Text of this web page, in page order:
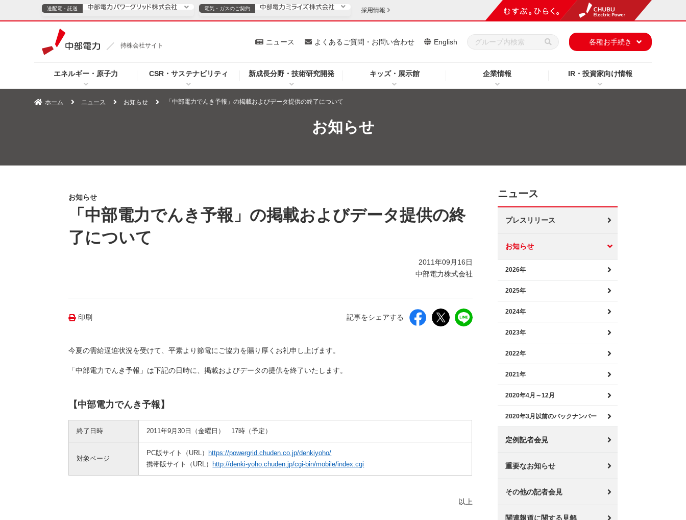
持株会社サイト
エネルギー・原子力 CSR・サステナビリティ 新成長分野・技術研究開発 キッズ・展示館 企業情報 IR・投資家向け情報
ニュース よくあるご質問・お問い合わせ English 各種お手続き
送配電・託送
TOPページへ ご案内 安定供給
企業情報
ニュース（新しいウィンドウを開きます）
よくあるご質問・お問い合わせ
電気・ガスのご契約
電気・ガスのご契約
TOPページへ 個人のお客さま 法人のお客さま
採用情報
ホーム ニュース お知らせ 「中部電力でんき予報」の掲載およびデータ提供の終了について
お知らせ
お知らせ
「中部電力でんき予報」の掲載およびデータ提供の終
了について
2011年09月16日
中部電力株式会社
印刷 記事をシェアする
今夏の需給逼迫状況を受けて、平素より節電にご協力を賜り厚くお礼申し上げます。
「中部電力でんき予報」は下記の日時に、掲載およびデータの提供を終了いたします。
【中部電力でんき予報】
終了日時 2011年9月30日（金曜日） 17時（予定）
対象ページ
PC版サイト（URL）
https://powergrid.chuden.co.jp/denkiyoho/
携帯版サイト（URL）
http://denki-yoho.chuden.jp/cgi-bin/mobile/index.cgi
以上
ニュース
プレスリリース
お知らせ
2026年
2025年
2024年
2023年
2022年
2021年
2020年4月～12月
2020年3月以前のバックナンバー
定例記者会見
重要なお知らせ
その他の記者会見
関連報道に関する見解